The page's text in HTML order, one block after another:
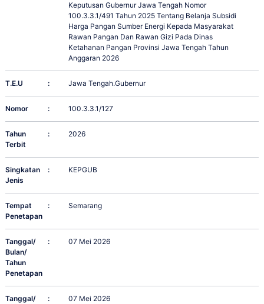
Keputusan Gubernur Jawa Tengah Nomor
100.3.3.1/491 Tahun 2025 Tentang Belanja Subsidi
Harga Pangan Sumber Energi Kepada Masyarakat
Rawan Pangan Dan Rawan Gizi Pada Dinas
Ketahanan Pangan Provinsi Jawa Tengah Tahun
Anggaran 2026
T.E.U : Jawa Tengah.Gubernur
Nomor : 100.3.3.1/127
Tahun
Terbit
: 2026
Singkatan
Jenis
: KEPGUB
Tempat
Penetapan
: Semarang
Tanggal/
Bulan/
Tahun
Penetapan
: 07 Mei 2026
Tanggal/
: 07 Mei 2026